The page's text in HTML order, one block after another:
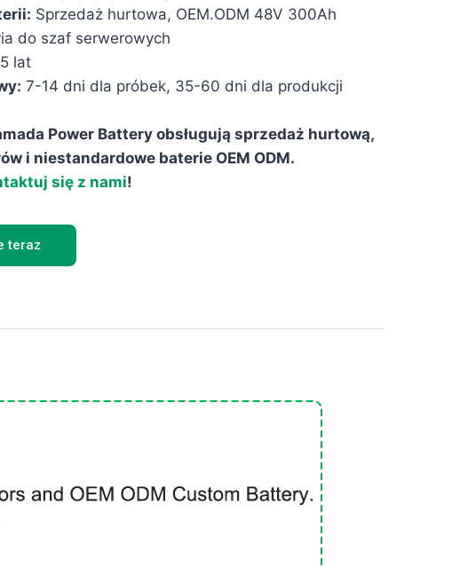
Sprzedaż hurtowa, OEM.ODM 48V 300Ah
do szaf serwerowych
5 lat
7-14 dni dla próbek, 35-60 dni dla produkcji
Power Battery obsługują sprzedaż hurtową,
i niestandardowe baterie OEM ODM.
się z nami!
teraz